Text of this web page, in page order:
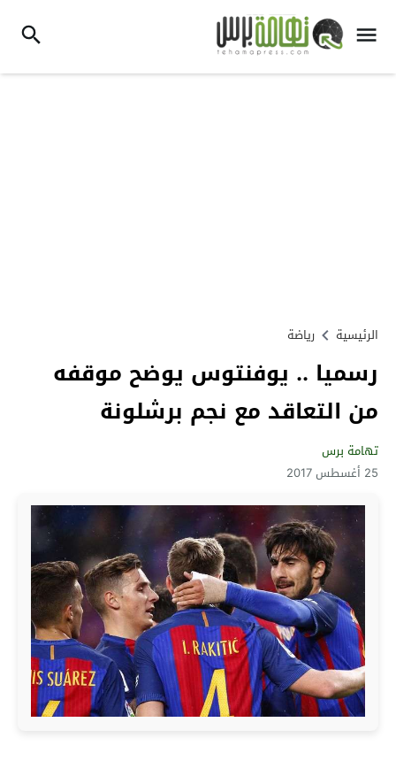
الرئيسية رياضة
رسميا .. يوفنتوس يوضح موقفه
من التعاقد مع نجم برشلونة
تهامة برس
25 أغسطس 2017